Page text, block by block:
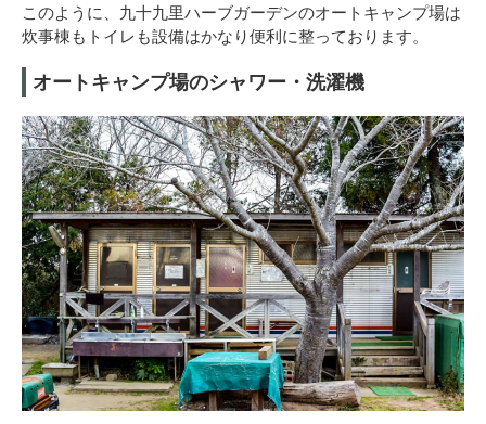
このように、九十九里ハーブガーデンのオートキャンプ場は
炊事棟もトイレも設備はかなり便利に整っております。
オートキャンプ場のシャワー・洗濯機